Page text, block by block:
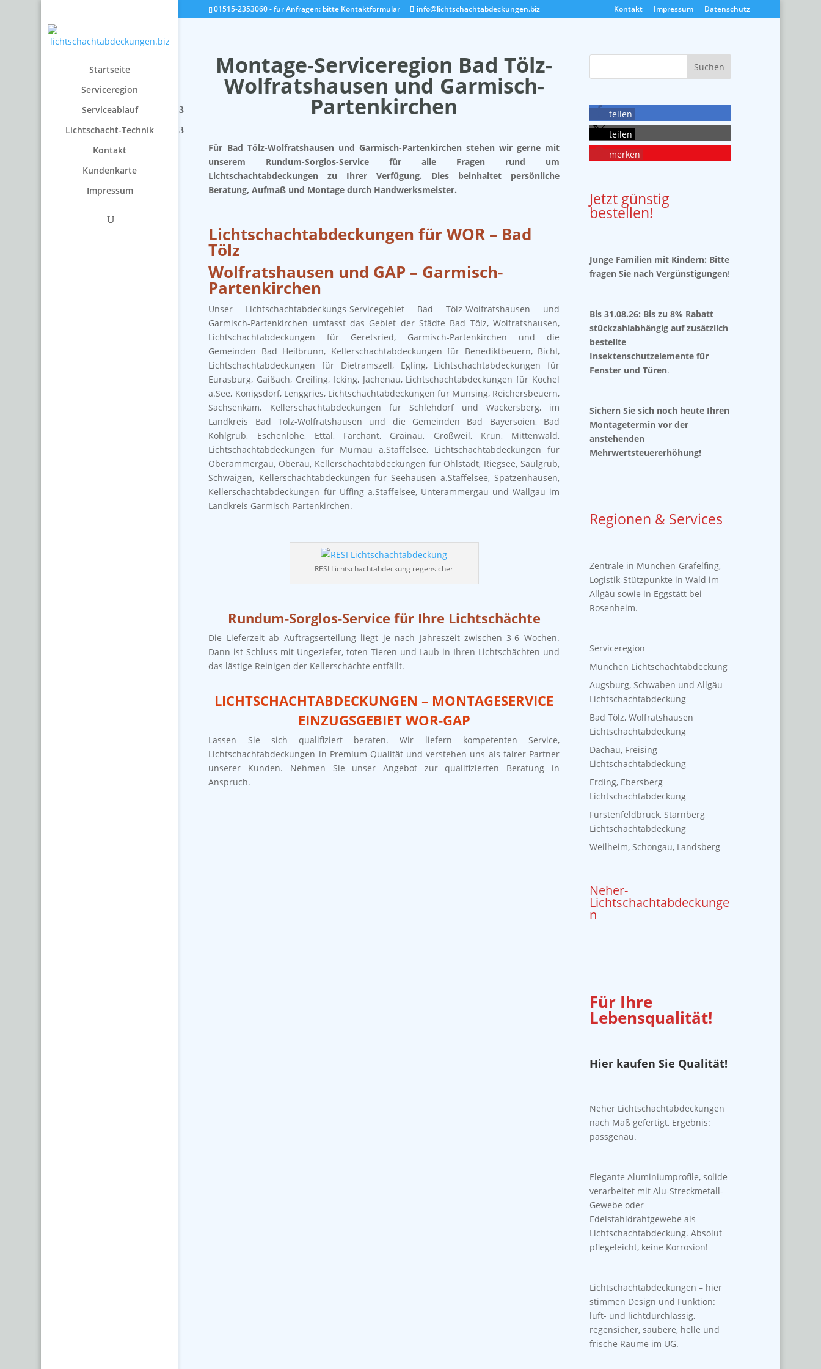
01515-2353060 - für Anfragen: bitte Kontaktformular info@lichtschachtabdeckungen.biz Kontakt Impressum Datenschutz
Startseite
Serviceregion
Serviceablauf
Lichtschacht-Technik
Kontakt
Kundenkarte
Impressum
Montage-Serviceregion Bad Tölz-
Wolfratshausen und Garmisch-
Partenkirchen
Für Bad Tölz-Wolfratshausen und Garmisch-Partenkirchen stehen wir gerne mit
unserem Rundum-Sorglos-Service für alle Fragen rund um
Lichtschachtabdeckungen zu Ihrer Verfügung. Dies beinhaltet persönliche
Beratung, Aufmaß und Montage durch Handwerksmeister.
Lichtschachtabdeckungen fürWOR – Bad
Tölz
Wolfratshausen und GAP – Garmisch-
Partenkirchen
Unser Lichtschachtabdeckungs-Servicegebiet Bad Tölz-Wolfratshausen und
Garmisch-Partenkirchen umfasst das Gebiet der Städte Bad Tölz, Wolfratshausen,
Lichtschachtabdeckungen für Geretsried, Garmisch-Partenkirchen und die
Gemeinden Bad Heilbrunn, Kellerschachtabdeckungen für Benediktbeuern, Bichl,
Lichtschachtabdeckungen für Dietramszell, Egling, Lichtschachtabdeckungen für
Eurasburg, Gaißach, Greiling, Icking, Jachenau, Lichtschachtabdeckungen für Kochel
a.See, Königsdorf, Lenggries, Lichtschachtabdeckungen für Münsing, Reichersbeuern,
Sachsenkam, Kellerschachtabdeckungen für Schlehdorf und Wackersberg, im
Landkreis Bad Tölz-Wolfratshausen und die Gemeinden Bad Bayersoien, Bad
Kohlgrub, Eschenlohe, Ettal, Farchant, Grainau, Großweil, Krün, Mittenwald,
Lichtschachtabdeckungen für Murnau a.Staffelsee, Lichtschachtabdeckungen für
Oberammergau, Oberau, Kellerschachtabdeckungen für Ohlstadt, Riegsee, Saulgrub,
Schwaigen, Kellerschachtabdeckungen für Seehausen a.Staffelsee, Spatzenhausen,
Kellerschachtabdeckungen für Uffing a.Staffelsee, Unterammergau und Wallgau im
Landkreis Garmisch-Partenkirchen.
RESI Lichtschachtabdeckung regensicher
Rundum-Sorglos-Service für Ihre Lichtschächte
Die Lieferzeit ab Auftragserteilung liegt je nach Jahreszeit zwischen 3-6 Wochen.
Dann ist Schluss mit Ungeziefer, toten Tieren und Laub in Ihren Lichtschächten und
das lästige Reinigen der Kellerschächte entfällt.
LICHTSCHACHTABDECKUNGEN – MONTAGESERVICE
EINZUGSGEBIET WOR-GAP
Lassen Sie sich qualifiziert beraten. Wir liefern kompetenten Service,
Lichtschachtabdeckungen in Premium-Qualität und verstehen uns als fairer Partner
unserer Kunden. Nehmen Sie unser Angebot zur qualifizierten Beratung in
Anspruch.
teilen
teilen
merken
Jetzt günstig
bestellen!
Junge Familien mit Kindern: Bitte
fragen Sie nach Vergünstigungen!
Bis 31.08.26: Bis zu 8% Rabatt
stückzahlabhängig auf zusätzlich
bestellte
Insektenschutzelemente für
Fenster und Türen.
Sichern Sie sich noch heute Ihren
Montagetermin vor der
anstehenden
Mehrwertsteuererhöhung!
Regionen & Services
Zentrale in München-Gräfelfing,
Logistik-Stützpunkte in Wald im
Allgäu sowie in Eggstätt bei
Rosenheim.
Serviceregion
München Lichtschachtabdeckung
Augsburg, Schwaben und Allgäu
Lichtschachtabdeckung
Bad Tölz, Wolfratshausen
Lichtschachtabdeckung
Dachau, Freising
Lichtschachtabdeckung
Erding, Ebersberg
Lichtschachtabdeckung
Fürstenfeldbruck, Starnberg
Lichtschachtabdeckung
Weilheim, Schongau, Landsberg
Neher-
Lichtschachtabdeckunge
n
Für Ihre
Lebensqualität!
Hier kaufen Sie Qualität!
Neher Lichtschachtabdeckungen
nach Maß gefertigt, Ergebnis:
passgenau.
Elegante Aluminiumprofile, solide
verarbeitet mit Alu-Streckmetall-
Gewebe oder
Edelstahldrahtgewebe als
Lichtschachtabdeckung. Absolut
pflegeleicht, keine Korrosion!
Lichtschachtabdeckungen – hier
stimmen Design und Funktion:
luft- und lichtdurchlässig,
regensicher, saubere, helle und
frische Räume im UG.